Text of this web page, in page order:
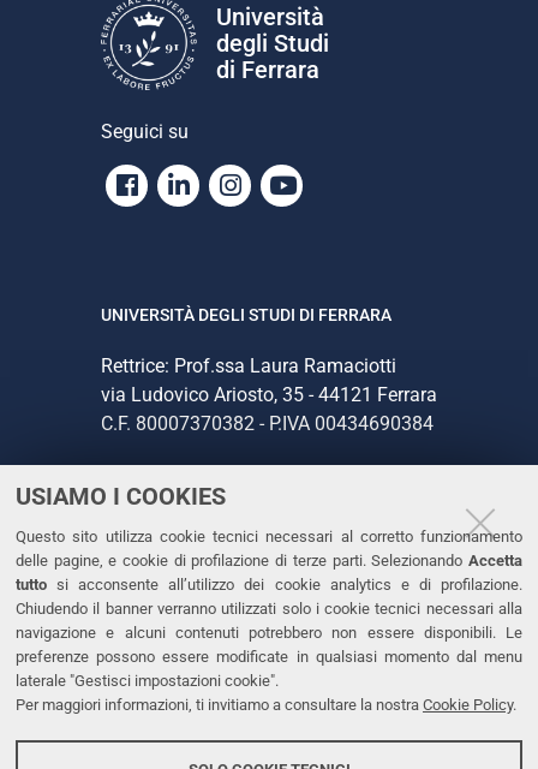
USIAMO I COOKIES
Questo sito utilizza cookie tecnici necessari al corretto funzionamento
delle pagine, e cookie di profilazione di terze parti. Selezionando Accetta
tutto si acconsente all’utilizzo dei cookie analytics e di profilazione.
Chiudendo il banner verranno utilizzati solo i cookie tecnici necessari alla
navigazione e alcuni contenuti potrebbero non essere disponibili. Le
preferenze possono essere modificate in qualsiasi momento dal menu
laterale "Gestisci impostazioni cookie".
Per maggiori informazioni, ti invitiamo a consultare la nostra Cookie Policy.
Università
degli Studi
di Ferrara
Seguici su
Facebook
LinkedinInstagram
Youtube
UNIVERSITÀ DEGLI STUDI DI FERRARA
Rettrice: Prof.ssa Laura Ramaciotti
via Ludovico Ariosto, 35 - 44121 Ferrara
C.F. 80007370382 - P.IVA 00434690384
CONTATTI
Tel. +39 0532 293111
Fax. +39 0532 293031
PEC
LINKS
Dichiarazione di accessibilità